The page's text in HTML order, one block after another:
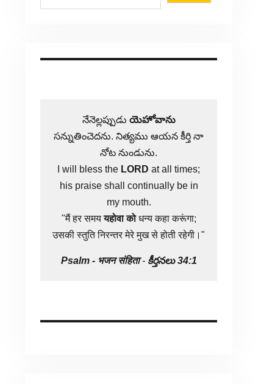
నేనెల్లప్పుడు యెహోవాను
సన్నుతించెదను. నిత్యము ఆయన కీర్తి నా
నోట నుండును.
I will bless the LORD at all times;
his praise shall continually be in
my mouth.
"मैं हर समययहोवा कोधन्य कहा करूंगा;
उसकी स्तुति निरन्तर मेरे मुख से होती रहेगी।"
Psalm - भजन संहिता- కీర్తనలు 34:1